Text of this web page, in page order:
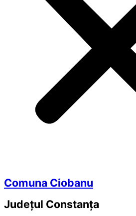
Comuna Ciobanu
Județul Constanța